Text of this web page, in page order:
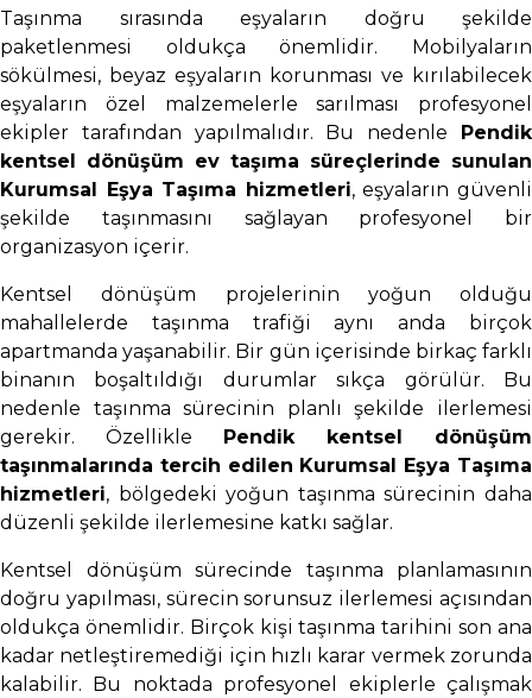
Taşınma sırasında eşyaların doğru şekilde
paketlenmesi oldukça önemlidir. Mobilyaların
sökülmesi, beyaz eşyaların korunması ve kırılabilecek
eşyaların özel malzemelerle sarılması profesyonel
ekipler tarafından yapılmalıdır. Bu nedenle Pendik
kentsel dönüşüm ev taşıma süreçlerinde sunulan
Kurumsal Eşya Taşıma hizmetleri, eşyaların güvenli
şekilde taşınmasını sağlayan profesyonel bir
organizasyon içerir.
Kentsel dönüşüm projelerinin yoğun olduğu
mahallelerde taşınma trafiği aynı anda birçok
apartmanda yaşanabilir. Bir gün içerisinde birkaç farklı
binanın boşaltıldığı durumlar sıkça görülür. Bu
nedenle taşınma sürecinin planlı şekilde ilerlemesi
gerekir. Özellikle Pendik kentsel dönüşüm
taşınmalarında tercih edilen Kurumsal Eşya Taşıma
hizmetleri, bölgedeki yoğun taşınma sürecinin daha
düzenli şekilde ilerlemesine katkı sağlar.
Kentsel dönüşüm sürecinde taşınma planlamasının
doğru yapılması, sürecin sorunsuz ilerlemesi açısından
oldukça önemlidir. Birçok kişi taşınma tarihini son ana
kadar netleştiremediği için hızlı karar vermek zorunda
kalabilir. Bu noktada profesyonel ekiplerle çalışmak